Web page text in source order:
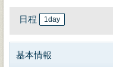
日程 1day
基本情報